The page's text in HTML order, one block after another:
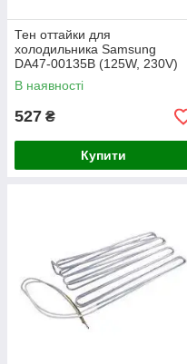
Тен оттайки для
холодильника Samsung
DA47-00135B (125W, 230V)
В наявності
527 ₴
Купити